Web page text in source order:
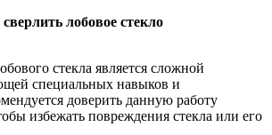
лобовое стекло
стекла является сложной
специальных навыков и
доверить данную работу
избежать повреждения стекла или его